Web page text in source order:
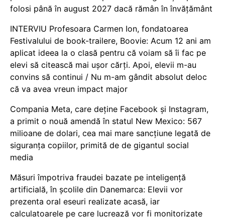
folosi până în august 2027 dacă rămân în învățământ
INTERVIU Profesoara Carmen Ion, fondatoarea
Festivalului de book-trailere, Boovie: Acum 12 ani am
aplicat ideea la o clasă pentru că voiam să îi fac pe
elevi să citească mai ușor cărți. Apoi, elevii m-au
convins să continui / Nu m-am gândit absolut deloc
că va avea vreun impact major
Compania Meta, care deține Facebook și Instagram,
a primit o nouă amendă în statul New Mexico: 567
milioane de dolari, cea mai mare sancțiune legată de
siguranța copiilor, primită de de gigantul social
media
Măsuri împotriva fraudei bazate pe inteligență
artificială, în școlile din Danemarca: Elevii vor
prezenta oral eseuri realizate acasă, iar
calculatoarele pe care lucrează vor fi monitorizate